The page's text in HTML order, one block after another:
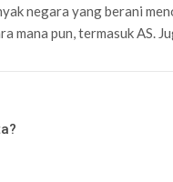
negara yang berani
mana pun, termasuk AS.